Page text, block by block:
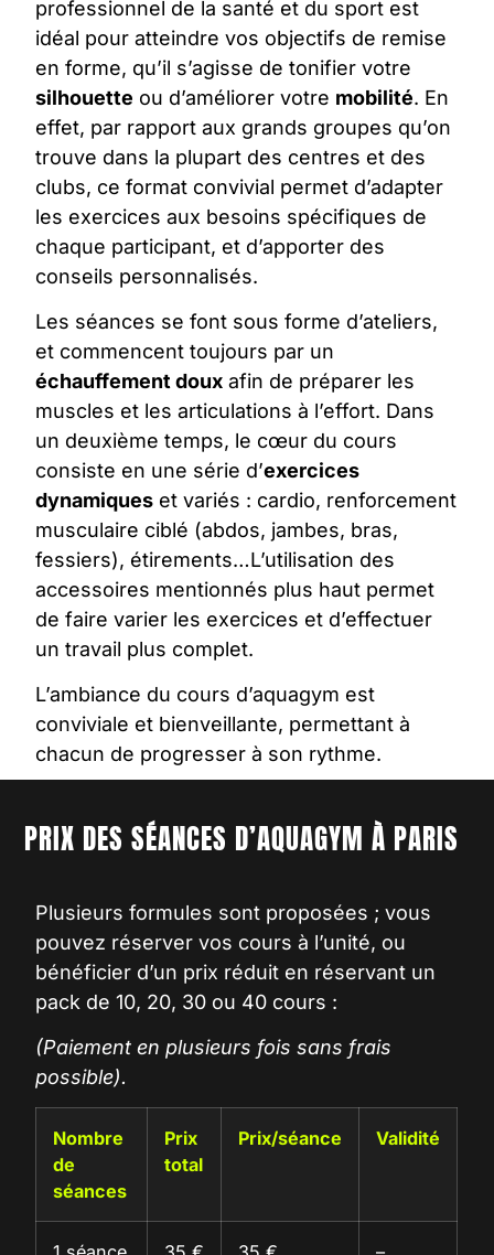
professionnel de la santé et du sport est
idéal pour atteindre vos objectifs de remise
en forme, qu’il s’agisse de tonifier votre
silhouette ou d’améliorer votre mobilité. En
effet, par rapport aux grands groupes qu’on
trouve dans la plupart des centres et des
clubs, ce format convivial permet d’adapter
les exercices aux besoins spécifiques de
chaque participant, et d’apporter des
conseils personnalisés.
Les séances se font sous forme d’ateliers,
et commencent toujours par un
échauffement doux afin de préparer les
muscles et les articulations à l’effort. Dans
un deuxième temps, le cœur du cours
consiste en une série d’exercices
dynamiques et variés : cardio, renforcement
musculaire ciblé (abdos, jambes, bras,
fessiers), étirements…L’utilisation des
accessoires mentionnés plus haut permet
de faire varier les exercices et d’effectuer
un travail plus complet.
L’ambiance du cours d’aquagym est
conviviale et bienveillante, permettant à
chacun de progresser à son rythme.
PRIX DES SÉANCES D’AQUAGYM À PARIS
Plusieurs formules sont proposées ; vous
pouvez réserver vos cours à l’unité, ou
bénéficier d’un prix réduit en réservant un
pack de 10, 20, 30 ou 40 cours :
(Paiement en plusieurs fois sans frais
possible).
Nombre
de
séances
Prix
total
Prix/séance Validité